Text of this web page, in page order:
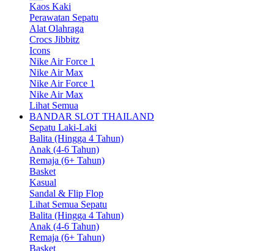
Kaos Kaki
Perawatan Sepatu
Alat Olahraga
Crocs Jibbitz
Icons
Nike Air Force 1
Nike Air Max
Nike Air Force 1
Nike Air Max
Lihat Semua
BANDAR SLOT THAILAND
Sepatu Laki-Laki
Balita (Hingga 4 Tahun)
Anak (4-6 Tahun)
Remaja (6+ Tahun)
Basket
Kasual
Sandal & Flip Flop
Lihat Semua Sepatu
Balita (Hingga 4 Tahun)
Anak (4-6 Tahun)
Remaja (6+ Tahun)
Basket